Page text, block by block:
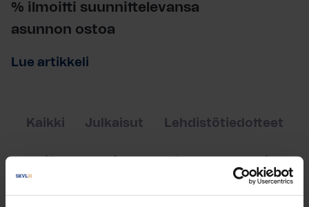
% ilmoitti suunnittelevansa
asunnon ostoa
Lue artikkeli
Kaikki Julkaisut Lehdistötiedotteet